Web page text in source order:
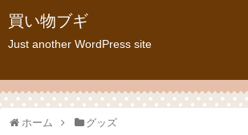
買い物ブギ
Just another WordPress site
ホーム グッズ